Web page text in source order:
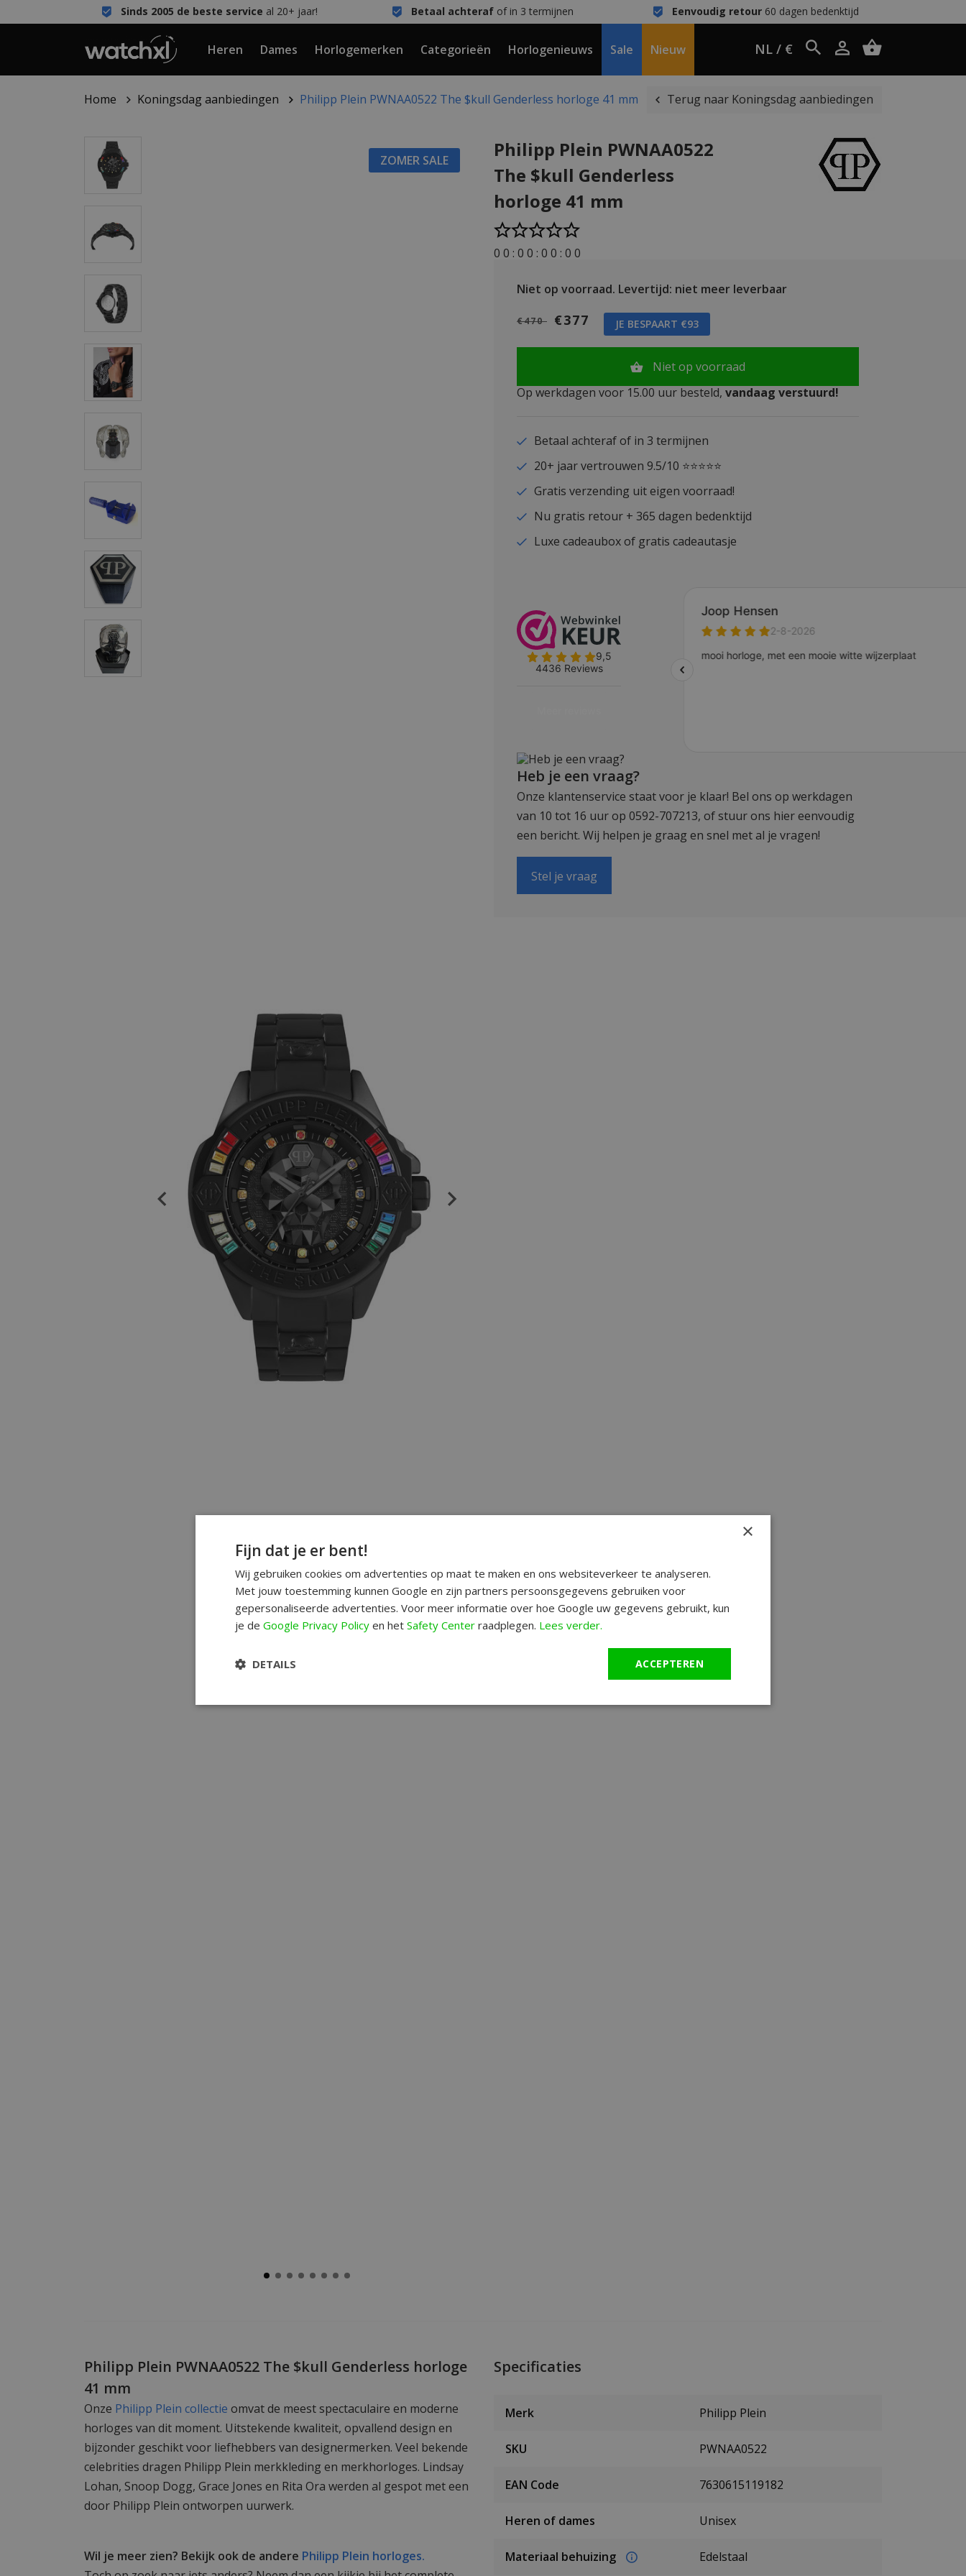
Sinds 2005 de beste service al 20+ jaar! Betaal achterafof in 3 termijnen Eenvoudig retour60 dagen bedenktijd
Heren Dames Horlogemerken Categorieën Horlogenieuws Sale Nieuw NL / €
Home Koningsdag aanbiedingen Philipp Plein PWNAA0522 The $kull Genderless horloge 41 mm Terug naar Koningsdag aanbiedingen
ZOMER SALE
Philipp Plein PWNAA0522
The $kull Genderless
horloge 41 mm
0 0 : 0 0 : 0 0 : 0 0
Niet op voorraad. Levertijd: niet meer leverbaar
€470 €377 JE BESPAART €93
Niet op voorraad
Op werkdagen voor 15.00 uur besteld, vandaag verstuurd!
Betaal achteraf of in 3 termijnen
20+ jaar vertrouwen 9.5/10 ⭐⭐⭐⭐⭐
Gratis verzending uit eigen voorraad!
Nu gratis retour + 365 dagen bedenktijd
Luxe cadeaubox of gratis cadeautasje
Heb je een vraag?
Onze klantenservice staat voor je klaar! Bel ons op werkdagen
van 10 tot 16 uur op 0592-707213, of stuur ons hier eenvoudig
een bericht. Wij helpen je graag en snel met al je vragen!
Stel je vraag
Philipp Plein PWNAA0522 The $kull Genderless horloge
41 mm
Onze Philipp Plein collectie omvat de meest spectaculaire en moderne
horloges van dit moment. Uitstekende kwaliteit, opvallend design en
bijzonder geschikt voor liefhebbers van designermerken. Veel bekende
celebrities dragen Philipp Plein merkkleding en merkhorloges. Lindsay
Lohan, Snoop Dogg, Grace Jones en Rita Ora werden al gespot met een
door Philipp Plein ontworpen uurwerk.
Wil je meer zien? Bekijk ook de andere Philipp Plein horloges.
Specificaties
Merk Philipp Plein
SKU PWNAA0522
EAN Code 7630615119182
Heren of dames Unisex
Materiaal behuizing Edelstaal
×
Fijn dat je er bent!
Wij gebruiken cookies om advertenties op maat te maken en ons websiteverkeer te analyseren.
Met jouw toestemming kunnen Google en zijn partners persoonsgegevens gebruiken voor
gepersonaliseerde advertenties. Voor meer informatie over hoe Google uw gegevens gebruikt, kun
je de Google Privacy Policy en het Safety Center raadplegen. Lees verder.
ACCEPTEREN
DETAILS